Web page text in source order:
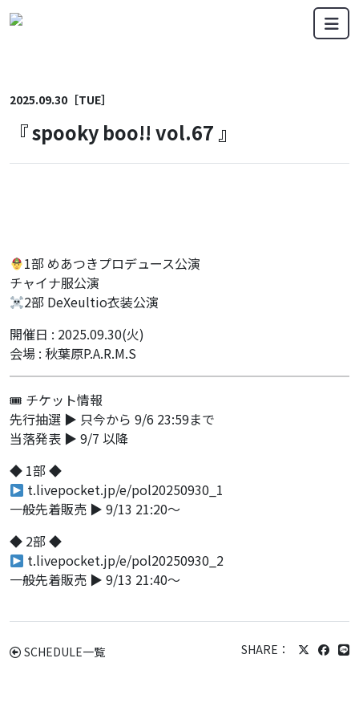
メインナビゲーション
2025.09.30［TUE］
『 spooky boo!! vol.67 』
1部 めあつきプロデュース公演
チャイナ服公演
2部 DeXeultio衣装公演
開催日 : 2025.09.30(火)
会場 : 秋葉原P.A.R.M.S
🎟 チケット情報
先行抽選 ▶ 只今から 9/6 23:59まで
当落発表 ▶ 9/7 以降
◆ 1部 ◆
t.livepocket.jp/e/pol20250930_1
一般先着販売 ▶ 9/13 21:20〜
◆ 2部 ◆
t.livepocket.jp/e/pol20250930_2
一般先着販売 ▶ 9/13 21:40〜
SCHEDULE一覧 SHARE：